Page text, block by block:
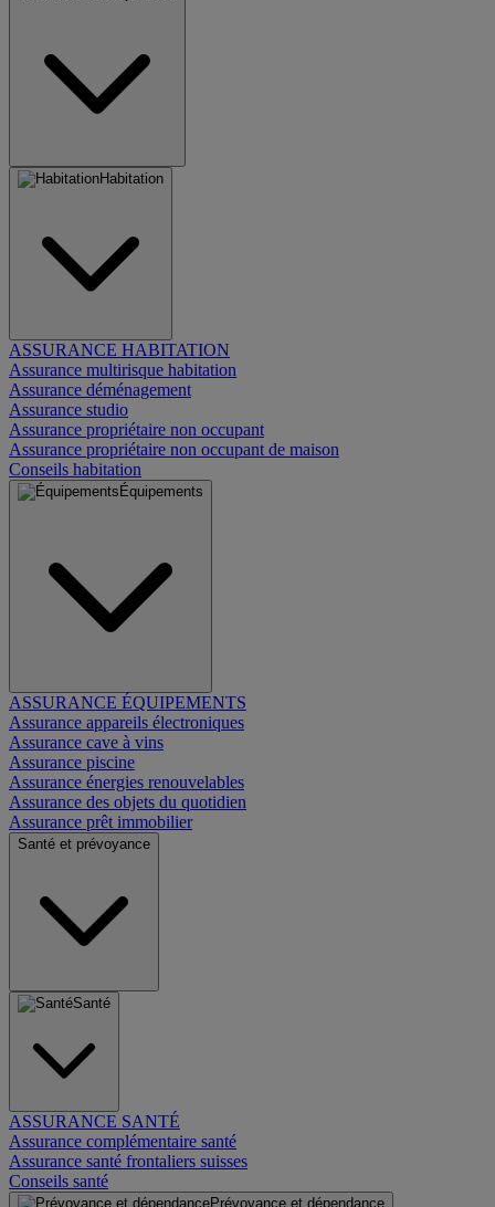
Habitation
ASSURANCE HABITATION
Assurance multirisque habitation
Assurance déménagement
Assurance studio
Assurance propriétaire non occupant
Assurance propriétaire non occupant de maison
Conseils habitation
Équipements
ASSURANCE ÉQUIPEMENTS
Assurance appareils électroniques
Assurance cave à vins
Assurance piscine
Assurance énergies renouvelables
Assurance des objets du quotidien
Assurance prêt immobilier
Santé et prévoyance
Santé
ASSURANCE SANTÉ
Assurance complémentaire santé
Assurance santé frontaliers suisses
Conseils santé
Prévoyance et dépendance